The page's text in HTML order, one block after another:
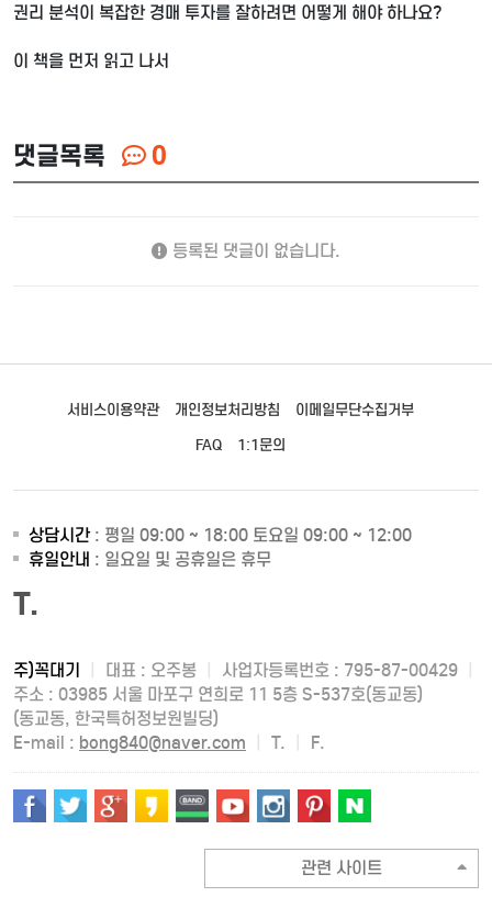
권리 분석이 복잡한 경매 투자를 잘하려면 어떻게 해야 하나요?
이 책을 먼저 읽고 나서
댓글목록 0
등록된 댓글이 없습니다.
서비스이용약관 개인정보처리방침
이메일무단수집거부
FAQ
1:1문의
상담시간: 평일 09:00 ~ 18:00 토요일 09:00 ~ 12:00
휴일안내 : 일요일 및 공휴일은 휴무
T.
주)꼭대기 대표 : 오주봉 사업자등록번호 : 795-87-00429
주소 : 03985 서울 마포구 연희로 11 5층 S-537호(동교동)
(동교동, 한국특허정보원빌딩)
E-mail : bong840@naver.com T. F.
관련 사이트